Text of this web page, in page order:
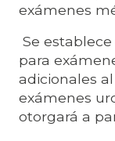
exámenes
Se
para
adicionales
exámenes
otorgará a